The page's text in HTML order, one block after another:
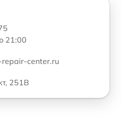
21:00
center.ru
251В